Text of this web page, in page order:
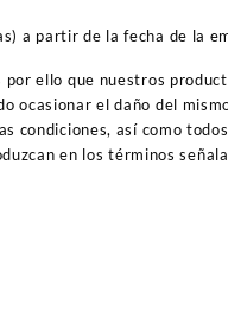
a partir de la fecha de la
ello que nuestros
ocasionar el daño del
condiciones, así como
en los términos